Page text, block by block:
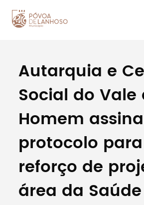
Procurar
Tipo de conteúdo
Autarquia e
Social do Vale
Homem
protocolo para
reforço de
área da